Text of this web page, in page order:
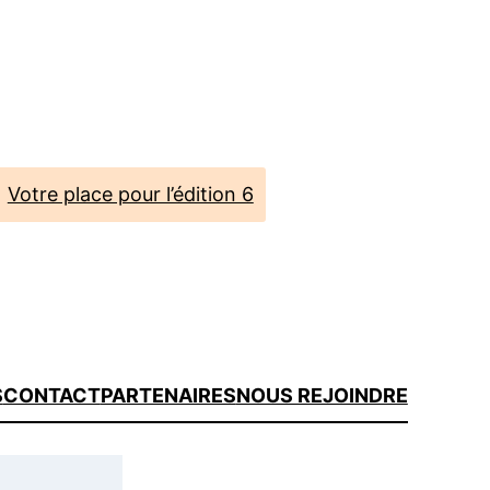
Votre place pour l’édition 6
CONTACTPARTENAIRESNOUS REJOINDRE